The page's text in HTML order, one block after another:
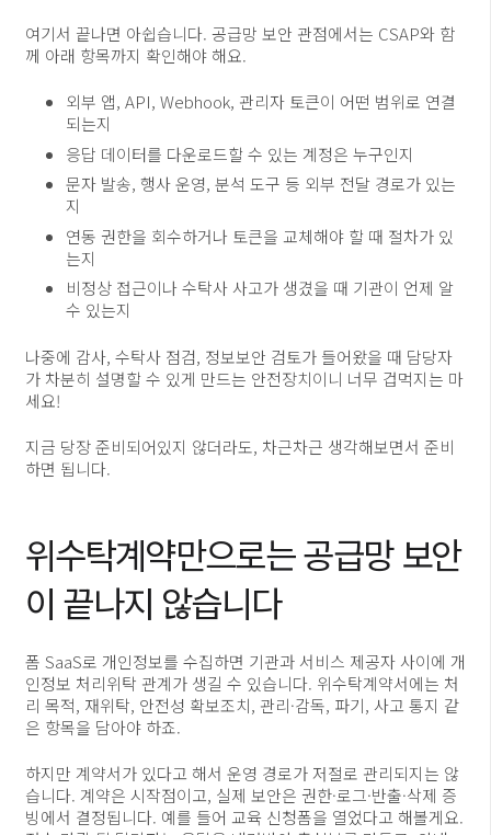
여기서 끝나면 아쉽습니다. 공급망 보안 관점에서는 CSAP와 함
께 아래 항목까지 확인해야 해요.
외부 앱, API, Webhook, 관리자 토큰이 어떤 범위로 연결
되는지
응답 데이터를 다운로드할 수 있는 계정은 누구인지
문자 발송, 행사 운영, 분석 도구 등 외부 전달 경로가 있는
지
연동 권한을 회수하거나 토큰을 교체해야 할 때 절차가 있
는지
비정상 접근이나 수탁사 사고가 생겼을 때 기관이 언제 알
수 있는지
나중에 감사, 수탁사 점검, 정보보안 검토가 들어왔을 때 담당자
가 차분히 설명할 수 있게 만드는 안전장치이니 너무 겁먹지는 마
세요!
지금 당장 준비되어있지 않더라도, 차근차근 생각해보면서 준비
하면 됩니다.
위수탁계약만으로는 공급망 보안
이 끝나지 않습니다
폼 SaaS로 개인정보를 수집하면 기관과 서비스 제공자 사이에 개
인정보 처리위탁 관계가 생길 수 있습니다. 위수탁계약서에는 처
리 목적, 재위탁, 안전성 확보조치, 관리·감독, 파기, 사고 통지 같
은 항목을 담아야 하죠.
하지만 계약서가 있다고 해서 운영 경로가 저절로 관리되지는 않
습니다. 계약은 시작점이고, 실제 보안은 권한·로그·반출·삭제 증
빙에서 결정됩니다. 예를 들어 교육 신청폼을 열었다고 해볼게요.